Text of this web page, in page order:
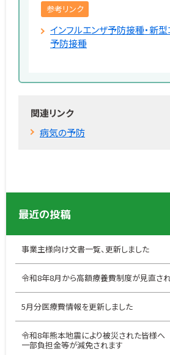
参考リンク
インフルエンザ予防接種・新
予防接種
関連リンク
病気の予防
最近の投稿
事業主様向け文書一覧、更新しました
令和8年8月から高額療養費制度が見直さ
5月分医療費情報を更新しました
令和8年熊本地震により被災された皆様へ
一部負担金等が減免されます